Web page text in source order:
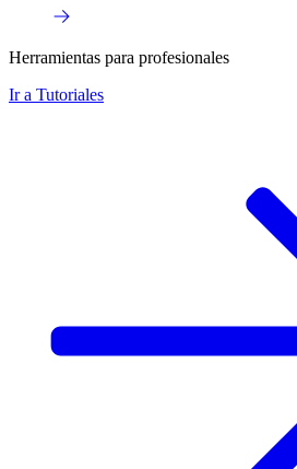
Herramientas para profesionales
Ir a Tutoriales